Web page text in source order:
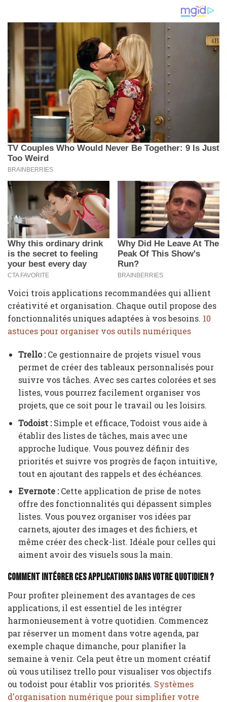
Voici trois applications recommandées qui allient
créativité et organisation. Chaque outil propose des
fonctionnalités uniques adaptées à vos besoins. 10
astuces pour organiser vos outils numériques
Trello :Ce gestionnaire de projets visuel vous
permet de créer des tableaux personnalisés pour
suivre vos tâches. Avec ses cartes colorées et ses
listes, vous pourrez facilement organiser vos
projets, que ce soit pour le travail ou les loisirs.
Todoist :Simple et efficace, Todoist vous aide à
établir des listes de tâches, mais avec une
approche ludique. Vous pouvez définir des
priorités et suivre vos progrès de façon intuitive,
tout en ajoutant des rappels et des échéances.
Evernote :Cette application de prise de notes
offre des fonctionnalités qui dépassent simples
listes. Vous pouvez organiser vos idées par
carnets, ajouter des images et des fichiers, et
même créer des check-list. Idéale pour celles qui
aiment avoir des visuels sous la main.
Comment intégrer ces applications dans votre quotidien ?
Pour profiter pleinement des avantages de ces
applications, il est essentiel de les intégrer
harmonieusement à votre quotidien. Commencez
par réserver un moment dans votre agenda, par
exemple chaque dimanche, pour planifier la
semaine à venir. Cela peut être un moment créatif
où vous utilisez trello pour visualiser vos objectifs
ou todoist pour établir vos priorités. Systèmes
d'organisation numérique pour simplifier votre